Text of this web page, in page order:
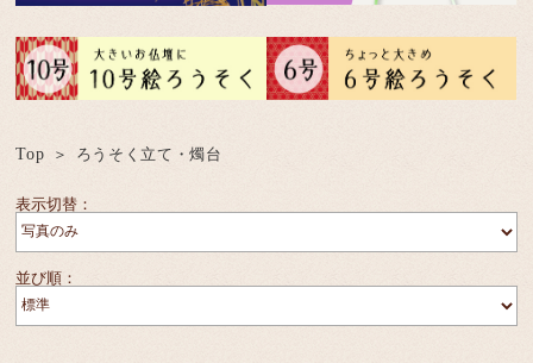
Top ろうそく立て・燭台
表示切替：
並び順：